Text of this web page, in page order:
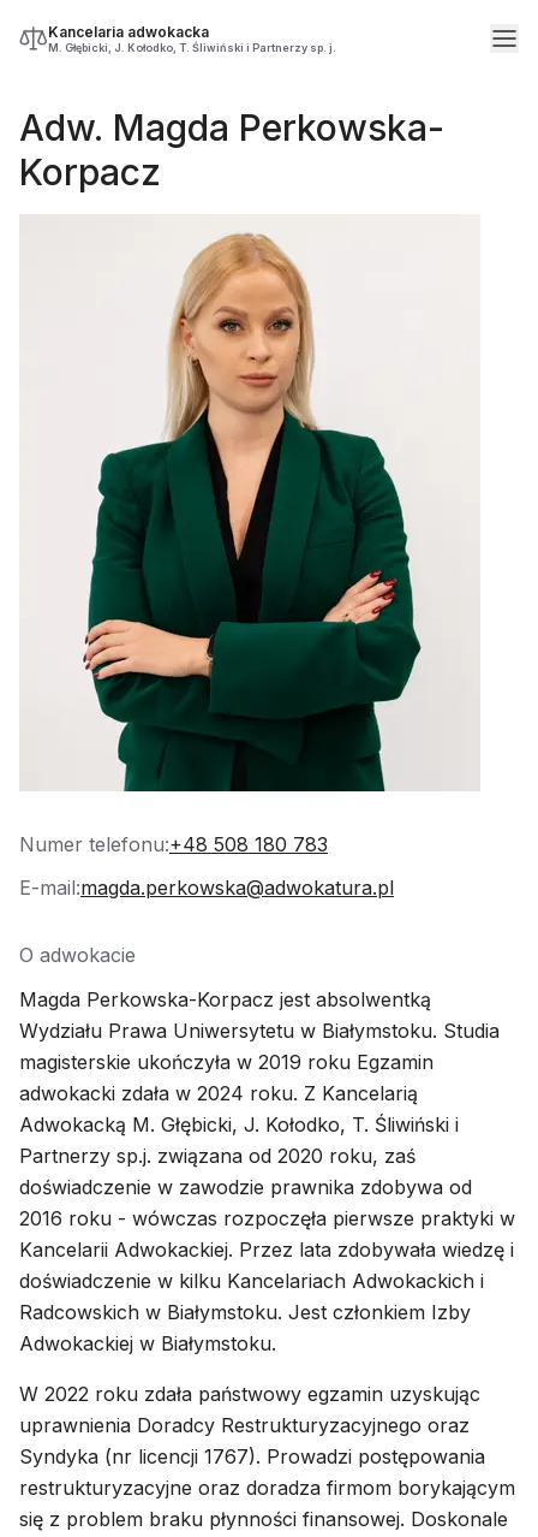
Kancelaria adwokacka
M. Głębicki, J. Kołodko, T. Śliwiński i Partnerzy sp. j.
Adw. Magda Perkowska-
Korpacz
Numer telefonu:+48 508 180 783
E-mail:magda.perkowska@adwokatura.pl
O adwokacie
Magda Perkowska-Korpacz jest absolwentką
Wydziału Prawa Uniwersytetu w Białymstoku. Studia
magisterskie ukończyła w 2019 roku Egzamin
adwokacki zdała w 2024 roku. Z Kancelarią
Adwokacką M. Głębicki, J. Kołodko, T. Śliwiński i
Partnerzy sp.j. związana od 2020 roku, zaś
doświadczenie w zawodzie prawnika zdobywa od
2016 roku - wówczas rozpoczęła pierwsze praktyki w
Kancelarii Adwokackiej. Przez lata zdobywała wiedzę i
doświadczenie w kilku Kancelariach Adwokackich i
Radcowskich w Białymstoku. Jest członkiem Izby
Adwokackiej w Białymstoku.
W 2022 roku zdała państwowy egzamin uzyskując
uprawnienia Doradcy Restrukturyzacyjnego oraz
Syndyka (nr licencji 1767). Prowadzi postępowania
restrukturyzacyjne oraz doradza firmom borykającym
się z problem braku płynności finansowej. Doskonale